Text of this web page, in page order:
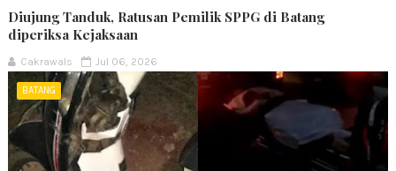
Diujung Tanduk, Ratusan Pemilik SPPG di Batang
diperiksa Kejaksaan
Cakrawals Jul 06, 2026
BATANG